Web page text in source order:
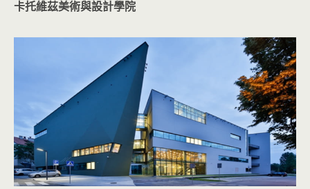
卡托維茲美術與設計學院